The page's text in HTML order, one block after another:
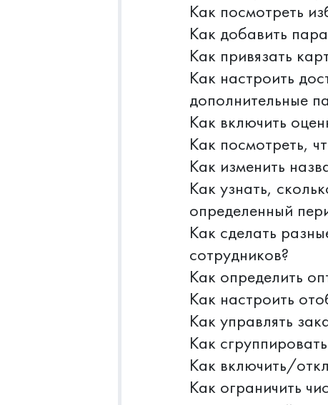
Как посмотреть
Как добавить
Как привязать
Как настроить
дополнительные
Как включить
Как посмотреть,
Как изменить
Как узнать,
определенный
Как сделать
сотрудников?
Как определить
Как настроить
Как управлять
Как
Как включить/
Как ограничить